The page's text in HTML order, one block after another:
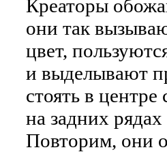
Креаторы
они так
цвет,
и выделывают
стоять в центре
на задних
Повторим, они